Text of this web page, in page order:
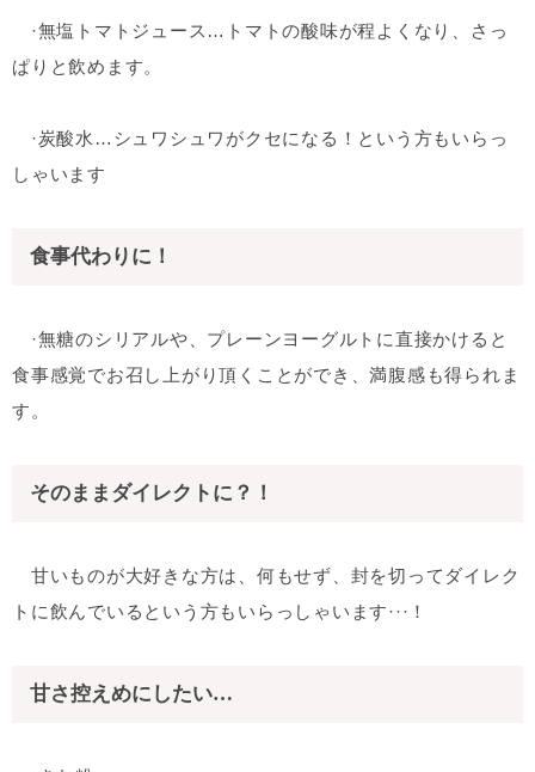
·無塩トマトジュース…トマトの酸味が程よくなり、さっ
ぱりと飲めます。
·炭酸水…シュワシュワがクセになる！という方もいらっ
しゃいます
食事代わりに！
·無糖のシリアルや、プレーンヨーグルトに直接かけると
食事感覚でお召し上がり頂くことができ、満腹感も得られま
す。
そのままダイレクトに？！
甘いものが大好きな方は、何もせず、封を切ってダイレク
トに飲んでいるという方もいらっしゃいます···！
甘さ控えめにしたい…